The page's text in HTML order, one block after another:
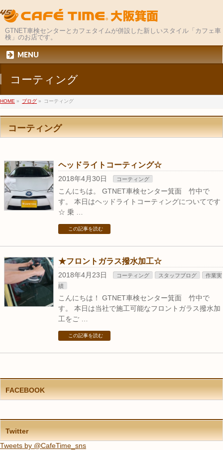
GTNET車検センターとカフェタイムが併設した新しいスタイル「カフェ車
検」のお店です。
MENU
コーティング
HOME » ブログ » コーティング
コーティング
ヘッドライトコーティング☆
2018年4月30日 コーティング
こんにちは。 GTNET車検センター箕面 竹中で
す。 本日はヘッドライトコーティングについてです
☆ 乗 …
この記事を読む
★フロントガラス撥水加工☆
2018年4月23日 コーティング スタッフブログ
作業実
績
こんにちは！ GTNET車検センター箕面 竹中で
す。 本日は当社で施工可能なフロントガラス撥水加
工をご …
この記事を読む
FACEBOOK
Twitter
Tweets by @CafeTime_sns